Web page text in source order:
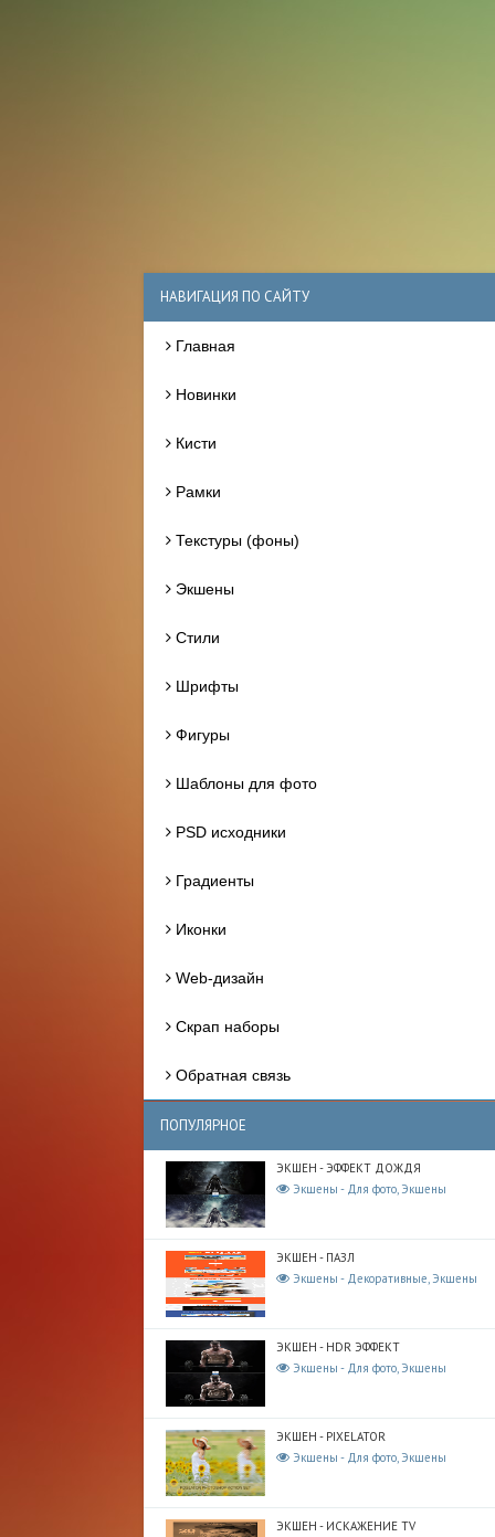
НАВИГАЦИЯ ПО САЙТУ
Главная
Новинки
Кисти
Рамки
Текстуры (фоны)
Экшены
Стили
Шрифты
Фигуры
Шаблоны для фото
PSD исходники
Градиенты
Иконки
Web-дизайн
Скрап наборы
Обратная связь
ПОПУЛЯРНОЕ
ЭКШЕН - ЭФФЕКТ ДОЖДЯ
Экшены - Для фото, Экшены
ЭКШЕН - ПАЗЛ
Экшены - Декоративные, Экшены
ЭКШЕН - HDR ЭФФЕКТ
Экшены - Для фото, Экшены
ЭКШЕН - PIXELATOR
Экшены - Для фото, Экшены
ЭКШЕН - ИСКАЖЕНИЕ TV